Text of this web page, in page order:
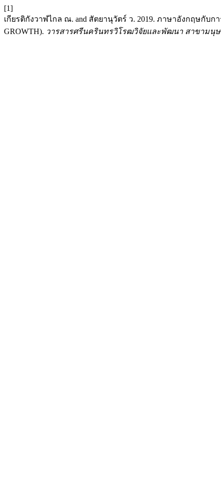
[1]
เกียรติกังวาฬไกล ณ. and สัตยานุวัตร์ ว. 2019. ภาษาอังกฤษกับก
GROWTH). วารสารศรีนครินทรวิโรฒวิจัยและพัฒนา สาขามนุ